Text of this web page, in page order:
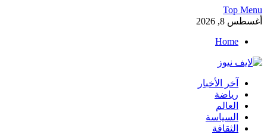
Skip
to
Top Menu
أغسطس 8, 2026
Home
لايف نيوز
آخر الأخبار العاجلة لحظة بلحظة من العالم العربي والعالم
آخر الأخبار
رياضة
العالم
السياسة
الثقافة